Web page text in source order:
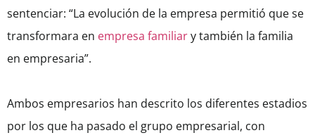
sentenciar: “La evolución de la empresa permitió que se
transformara en empresa familiary también la familia
en empresaria”.
Ambos empresarios han descrito los diferentes estadios
por los que ha pasado el grupo empresarial, con